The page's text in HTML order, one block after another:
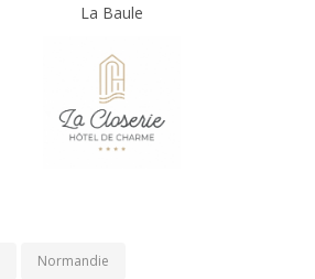
La Baule
Normandie